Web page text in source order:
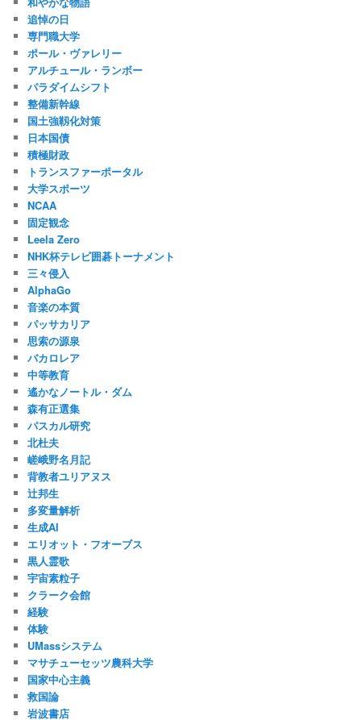
追悼の日
専門職大学
ポール・ヴァレリー
アルチュール・ランボー
パラダイムシフト
整備新幹線
国土強靱化対策
日本国債
積極財政
トランスファーポータル
大学スポーツ
NCAA
固定観念
Leela Zero
NHK杯テレビ囲碁トーナメント
三々侵入
AlphaGo
音楽の本質
パッサカリア
思索の源泉
バカロレア
中等教育
遙かなノートル・ダム
森有正選集
パスカル研究
北杜夫
嵯峨野名月記
背教者ユリアヌス
辻邦生
多変量解析
生成AI
エリオット・フオーブス
黒人霊歌
宇宙素粒子
クラーク会館
経験
体験
UMassシステム
マサチューセッツ農科大学
国家中心主義
救国論
岩波書店